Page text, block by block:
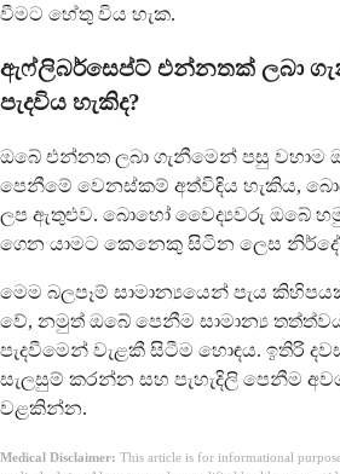
වීමට හේතු විය හැක.
ඇෆ්ලිබර්සෙප්ට් එන්නතක් ලබා
පැදවිය හැකිද?
ඔබේ එන්නත ලබා ගැනීමෙන් පසු වහාම
පෙනීමේ වෙනස්කම් අත්විඳිය හැකිය,
ලප ඇතුළුව. බොහෝ වෛද්‍යවරු ඔබේ
ගෙන යාමට කෙනෙකු සිටින ලෙස
මෙම බලපෑම් සාමාන්‍යයෙන් පැය
වේ, නමුත් ඔබේ පෙනීම සාමාන්‍ය
පැදවීමෙන් වැළකී සිටීම හොඳය. ඉතිරි
සැලසුම් කරන්න සහ පැහැදිලි පෙනීම
වළකින්න.
Medical Disclaimer: This article is for informational